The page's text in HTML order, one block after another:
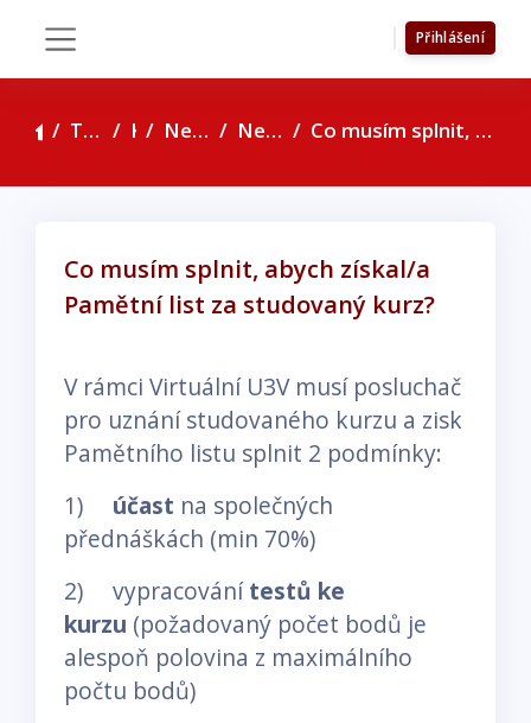
Přihlášení
Titulní stránka Kurzy Nejčastější dotazy Nejčastější dotazy Co musím splnit, abych získal/a Pamětní list za studovaný kurz?
Co musím splnit, abych získal/a
Pamětní list za studovaný kurz?
V rámci Virtuální U3V musí posluchač
pro uznání studovaného kurzu a zisk
Pamětního listu splnit 2 podmínky:
1) účast na společných
přednáškách (min 70%)
2) vypracovánítestů ke
kurzu (požadovaný počet bodů je
alespoň polovina z maximálního
počtu bodů)